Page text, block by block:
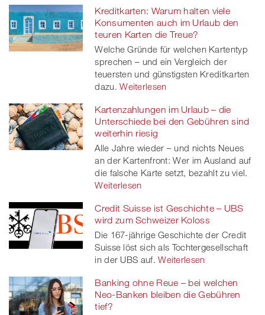
Kreditkarten: Warum halten viele
Konsumenten auch im Urlaub den
teuren Karten die Treue?
Welche Gründe für welchen Kartentyp
sprechen – und ein Vergleich der
teuersten und günstigsten Kreditkarten
dazu. Weiterlesen
Kartenzahlungen im Urlaub – die
Unterschiede bei den Gebühren sind
weiterhin riesig
Alle Jahre wieder – und nichts Neues
an der Kartenfront: Wer im Ausland auf
die falsche Karte setzt, bezahlt zu viel.
Weiterlesen
Credit Suisse ist Geschichte – UBS
wird zum Schweizer Koloss
Die 167-jährige Geschichte der Credit
Suisse löst sich als Tochtergesellschaft
in der UBS auf. Weiterlesen
Banking ohne Reue – bei welchen
Neo-Banken bleiben die Gebühren
tief?